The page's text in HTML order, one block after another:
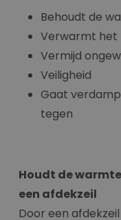
Behoudt de
Verwarmt het
Vermijd
Veiligheid
Gaat
tegen
Houdt de
een afdekzeil
Door een